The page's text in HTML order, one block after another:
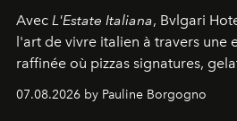
Avec L'Estate Italiana, Bvlgari
l'art de vivre italien à travers une
raffinée où pizzas signatures,
d'exception composent un
07.08.2026 by Pauline Borgogno